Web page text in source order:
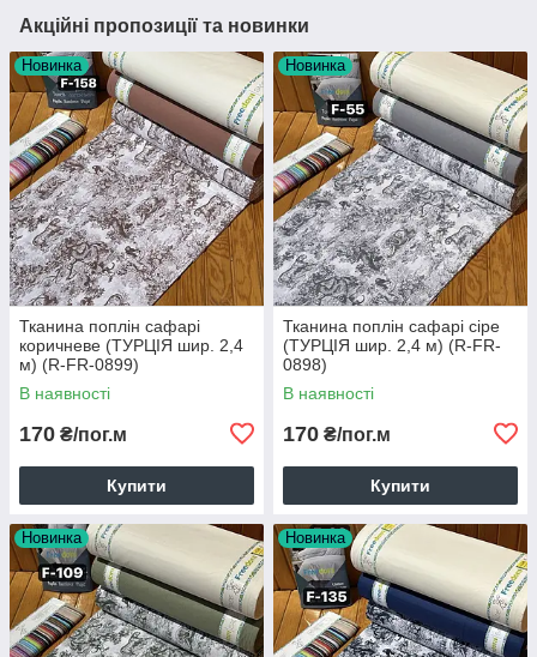
Акційні пропозиції та новинки
Новинка
Тканина поплін сафарі
коричневе (ТУРЦІЯ шир. 2,4
м) (R-FR-0899)
В наявності
170 ₴/пог.м
Купити
Новинка
Тканина поплін сафарі сіре
(ТУРЦІЯ шир. 2,4 м) (R-FR-
0898)
В наявності
170 ₴/пог.м
Купити
Новинка Новинка